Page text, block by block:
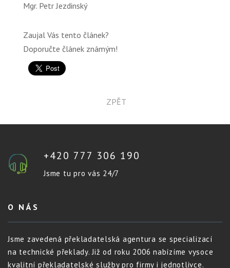
Mgr. Petr Jezdinský
Zaujal Vás tento článek?
Doporučte článek známým!
ZPĚT
+420 777 306 190
Jsme tu pro vás 24/7
O NÁS
Jsme zavedená překladatelská agentura se specializací
na technické překlady. Již od roku 2006 nabízíme vysoce
kvalitní překladatelské služby pro firmy i jednotlivce.